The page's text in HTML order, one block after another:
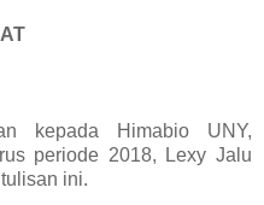
kepada Himabio UNY,
periode 2018, Lexy Jalu
ini.